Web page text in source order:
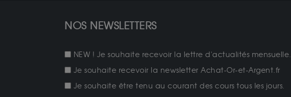
NOS NEWSLETTERS
NEW ! Je souhaite recevoir la lettre d'actualités mensuelle.
Je souhaite recevoir la newsletter Achat-Or-et-Argent.fr
Je souhaite être tenu au courant des cours tous les jours.